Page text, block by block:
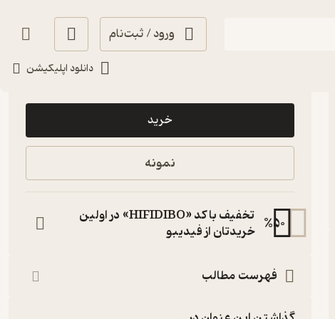
ورود / ثبت‌نام
دانلود اپلیکیشن
37,500
خرید
نمونه
%50
تخفیف با کد «HIFIDIBO» در اولین
خریدتان از فیدیبو
فهرست مطالب